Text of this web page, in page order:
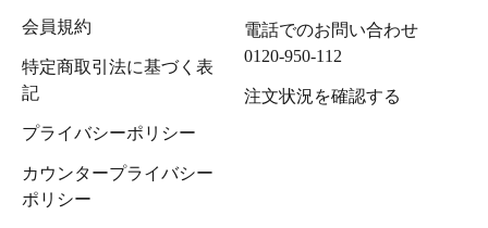
会員規約
特定商取引法に基づく表
記
プライバシーポリシー
カウンタープライバシー
ポリシー
電話でのお問い合わせ
0120-950-112
注文状況を確認する